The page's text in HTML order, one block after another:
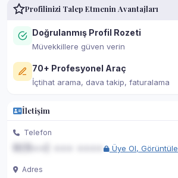
Profilinizi Talep Etmenin Avantajları
Doğrulanmış Profil Rozeti
Müvekkillere güven verin
70+ Profesyonel Araç
İçtihat arama, dava takip, faturalama
İletişim
Telefon
Üye Ol, Görüntüle
Adres